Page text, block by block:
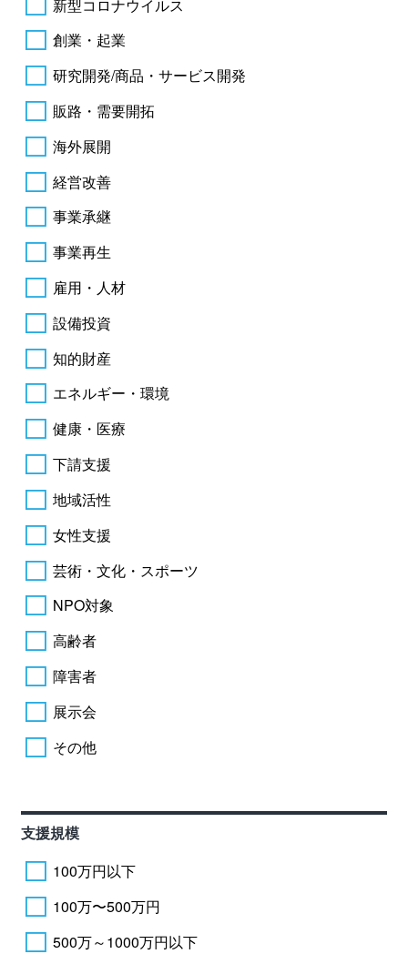
新型コロナウイルス
創業・起業
研究開発/商品・サービス開発
販路・需要開拓
海外展開
経営改善
事業承継
事業再生
雇用・人材
設備投資
知的財産
エネルギー・環境
健康・医療
下請支援
地域活性
女性支援
芸術・文化・スポーツ
NPO対象
高齢者
障害者
展示会
その他
支援規模
100万円以下
100万〜500万円
500万～1000万円以下